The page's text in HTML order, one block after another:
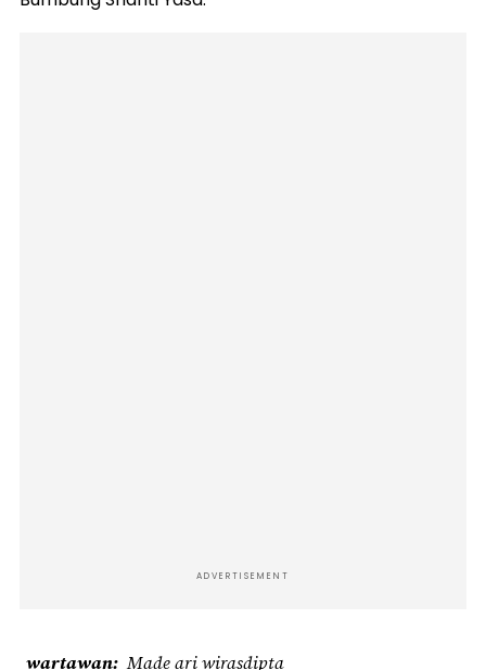
ADVERTISEMENT
wartawan Made ari wirasdipta